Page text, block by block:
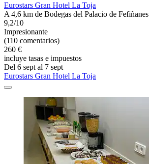
Eurostars Gran Hotel La Toja
A 4,6 km de Bodegas del Palacio de Fefiñanes
9,2/10
Impresionante
(110 comentarios)
260 €
incluye tasas e impuestos
Del 6 sept al 7 sept
Eurostars Gran Hotel La Toja